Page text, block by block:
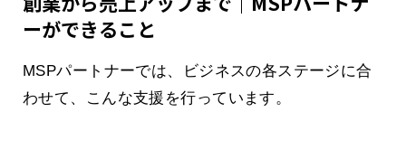
ーができること
MSPパートナーでは、ビジネスの各ステージに合
わせて、こんな支援を行っています。